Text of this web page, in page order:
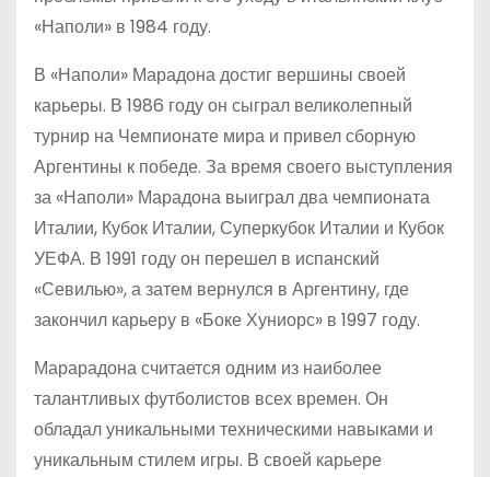
«Наполи» в 1984 году.
В «Наполи» Марадона достиг вершины своей
карьеры. В 1986 году он сыграл великолепный
турнир на Чемпионате мира и привел сборную
Аргентины к победе. За время своего выступления
за «Наполи» Марадона выиграл два чемпионата
Италии, Кубок Италии, Суперкубок Италии и Кубок
УЕФА. В 1991 году он перешел в испанский
«Севилью», а затем вернулся в Аргентину, где
закончил карьеру в «Боке Хуниорс» в 1997 году.
Марарадона считается одним из наиболее
талантливых футболистов всех времен. Он
обладал уникальными техническими навыками и
уникальным стилем игры. В своей карьере